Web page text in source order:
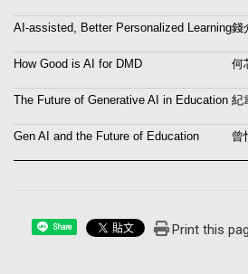
AI-assisted, Better Personalized Learning錢
How Good is AI for DMD 何
The Future of Generative AI in Education 紀
Gen AI and the Future of Education 曾
Share Print this